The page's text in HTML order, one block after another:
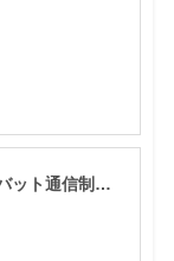
【中高生の保護者・学生本人が対象「ズバット通信制高校比較」】新規資料一括請求プログラム